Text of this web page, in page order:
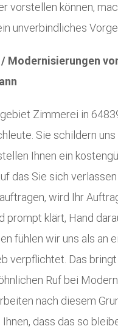
vorstellen können,
unverbindliches
Modernisierungen
Zimmerei in
Sie schildern uns
Ihnen ein
das Sie sich verlassen
wird Ihr
prompt klärt, Hand
fühlen wir uns als an
verpflichtet. Das
Ruf bei
nach diesem
dass das so